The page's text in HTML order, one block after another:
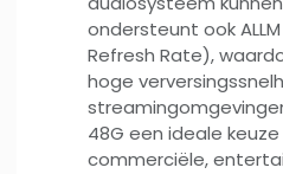
ondersteunt ook
Refresh Rate),
hoge
48G een ideale
commerciële,